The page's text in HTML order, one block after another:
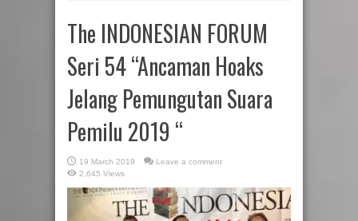
The INDONESIAN FORUM
Seri 54 “Ancaman Hoaks
Jelang Pemungutan Suara
Pemilu 2019 “
19 March 2019
Leave a comment
2,645 Views